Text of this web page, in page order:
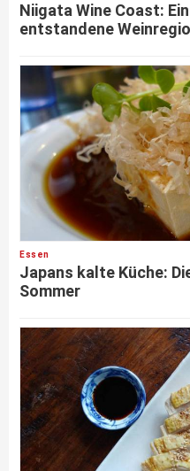
Niigata Wine Coast:
entstandene
Essen
Japans kalte Küche:
Sommer